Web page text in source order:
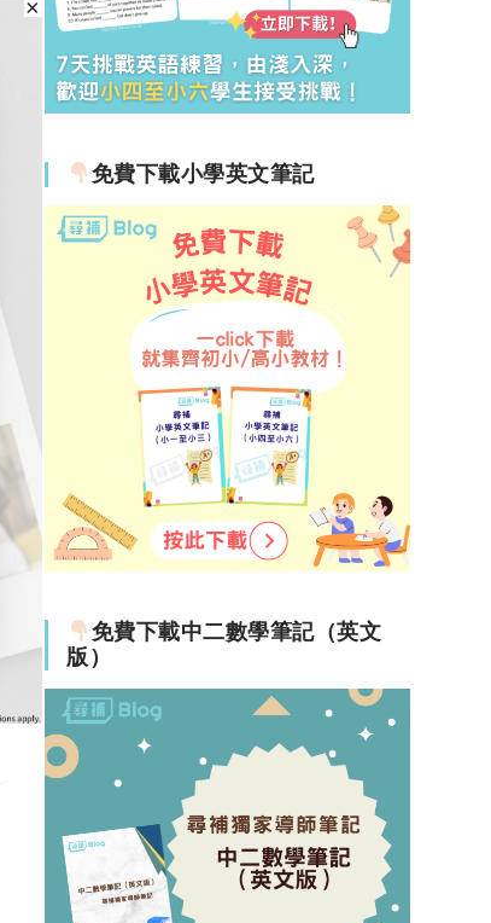
免費下載小學英文筆記
免費下載中二數學筆記（英文
版）